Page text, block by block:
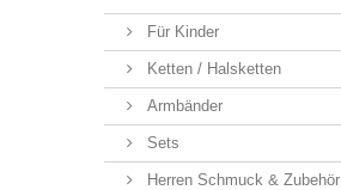
Für Kinder
Ketten / Halsketten
Armbänder
Sets
Herren Schmuck & Zubehör